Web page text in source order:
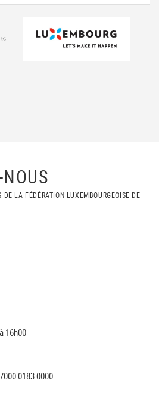
DE LA FÉDÉRATION LUXEMBOURGEOISE DE
16h00
0183 0000